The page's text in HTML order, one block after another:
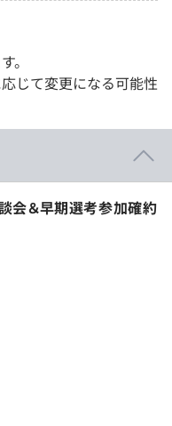
。
じて変更になる可能性
会＆早期選考参加確約